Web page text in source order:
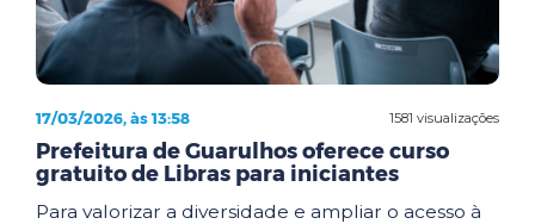
1581 visualizações
17/03/2026, às 13:58
Prefeitura de Guarulhos oferece curso
gratuito de Libras para iniciantes
Para valorizar a diversidade e ampliar o acesso à